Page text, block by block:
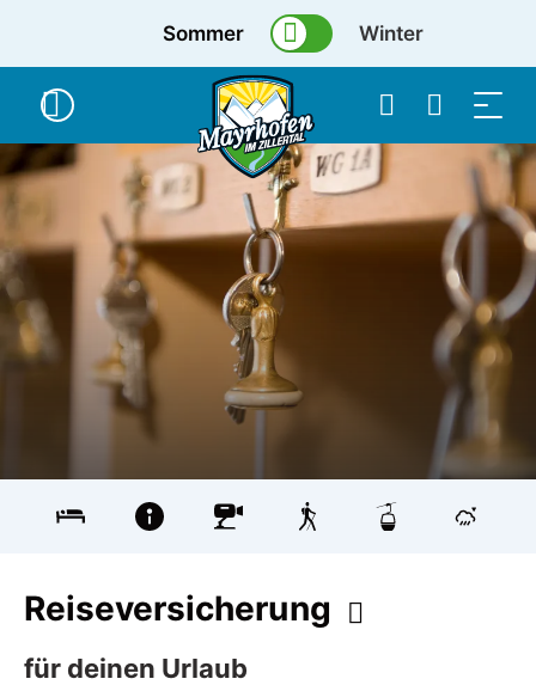
Sommer Winter
Reiseversicherung
für deinen Urlaub